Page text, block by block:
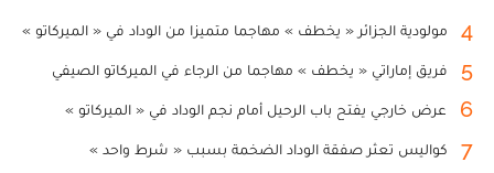
4 مولودية الجزائر « يخطف » مهاجما متميزا من الوداد في « الميركاتو »
5 فريق إماراتي « يخطف » مهاجما من الرجاء في الميركاتو الصيفي
6 عرض خارجي يفتح باب الرحيل أمام نجم الوداد في « الميركاتو »
7 كواليس تعثر صفقة الوداد الضخمة بسبب « شرط واحد »